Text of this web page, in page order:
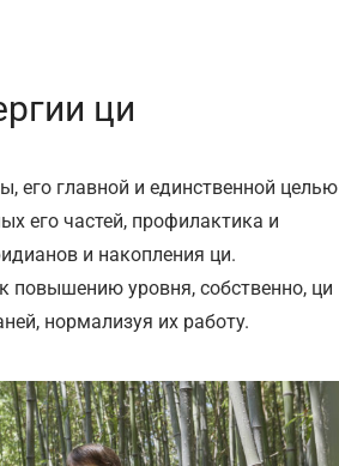
ци
его главной и единственной целью
его частей, профилактика и
и накопления ци.
повышению уровня, собственно, ци
нормализуя их работу.